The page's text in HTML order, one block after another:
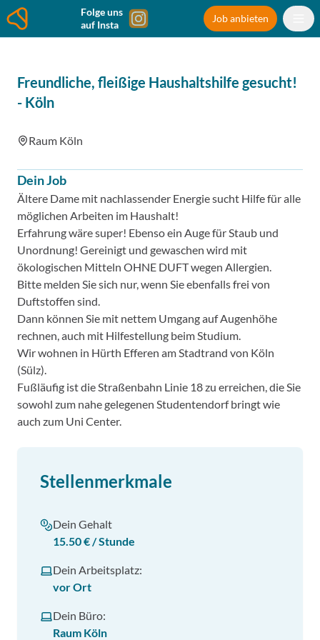
Folge uns
auf Insta
Job anbieten
Freundliche, fleißige Haushaltshilfe gesucht!
- Köln
Raum Köln
Dein Job
Ältere Dame mit nachlassender Energie sucht Hilfe für alle
möglichen Arbeiten im Haushalt!
Erfahrung wäre super! Ebenso ein Auge für Staub und
Unordnung! Gereinigt und gewaschen wird mit
ökologischen Mitteln OHNE DUFT wegen Allergien.
Bitte melden Sie sich nur, wenn Sie ebenfalls frei von
Duftstoffen sind.
Dann können Sie mit nettem Umgang auf Augenhöhe
rechnen, auch mit Hilfestellung beim Studium.
Wir wohnen in Hürth Efferen am Stadtrand von Köln
(Sülz).
Fußläufig ist die Straßenbahn Linie 18 zu erreichen, die Sie
sowohl zum nahe gelegenen Studentendorf bringt wie
auch zum Uni Center.
Stellenmerkmale
Dein Gehalt
15.50 € / Stunde
Dein Arbeitsplatz:
vor Ort
Dein Büro:
Raum Köln